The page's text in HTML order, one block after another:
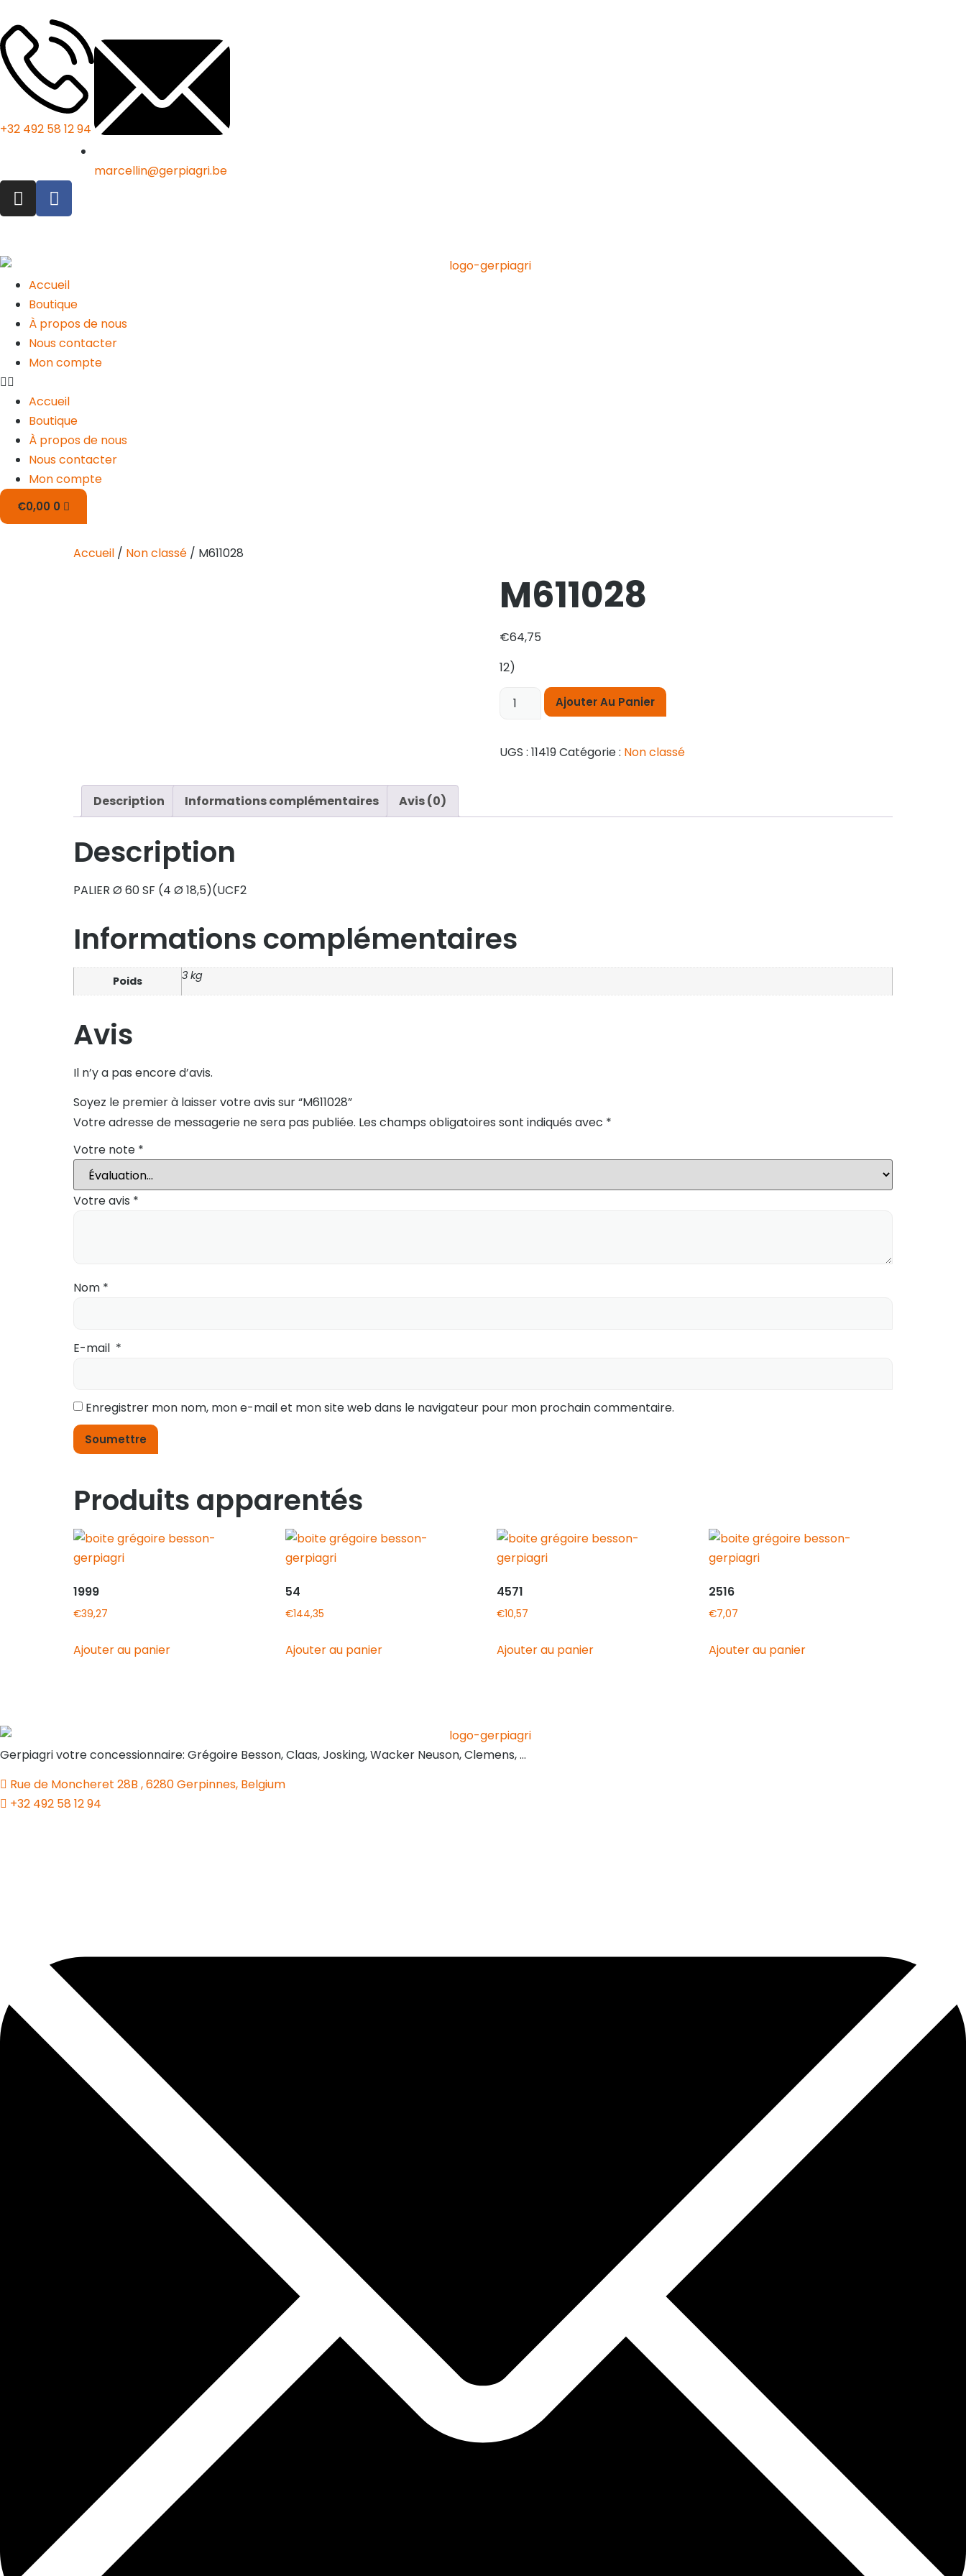
+32 492 58 12 94
marcellin@gerpiagri.be
Accueil
Boutique
À propos de nous
Nous contacter
Mon compte
Accueil
Boutique
À propos de nous
Nous contacter
Mon compte
€0,00 0
Accueil / Non classé / M611028
M611028
€64,75
12)
Ajouter Au Panier
UGS : 11419Catégorie : Non classé
Description Informations complémentaires Avis (0)
Description
PALIER Ø 60 SF (4 Ø 18,5)(UCF2
Informations complémentaires
Poids 3 kg
Avis
Il n’y a pas encore d’avis.
Soyez le premier à laisser votre avis sur “M611028”
Votre adresse de messagerie ne sera pas publiée. Les champs obligatoires sont indiqués avec *
Votre note *
Votre avis *
Nom *
E-mail *
Enregistrer mon nom, mon e-mail et mon site web dans le navigateur pour mon prochain commentaire.
Produits apparentés
1999
€39,27
Ajouter au panier
54
€144,35
Ajouter au panier
4571
€10,57
Ajouter au panier
2516
€7,07
Ajouter au panier
Gerpiagri votre concessionnaire: Grégoire Besson, Claas, Josking, Wacker Neuson, Clemens, …
Rue de Moncheret 28B , 6280 Gerpinnes, Belgium
+32 492 58 12 94